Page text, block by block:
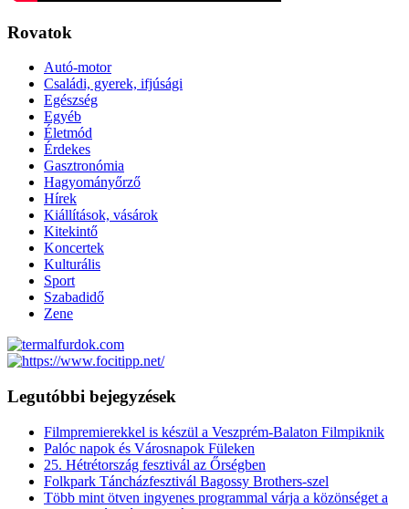
Rovatok
Autó-motor
Családi, gyerek, ifjúsági
Egészség
Egyéb
Életmód
Érdekes
Gasztronómia
Hagyományőrző
Hírek
Kiállítások, vásárok
Kitekintő
Koncertek
Kulturális
Sport
Szabadidő
Zene
Legutóbbi bejegyzések
Filmpremierekkel is készül a Veszprém-Balaton Filmpiknik
Palóc napok és Városnapok Füleken
25. Hétrétország fesztivál az Őrségben
Folkpark Táncházfesztivál Bagossy Brothers-szel
Több mint ötven ingyenes programmal várja a közönséget a